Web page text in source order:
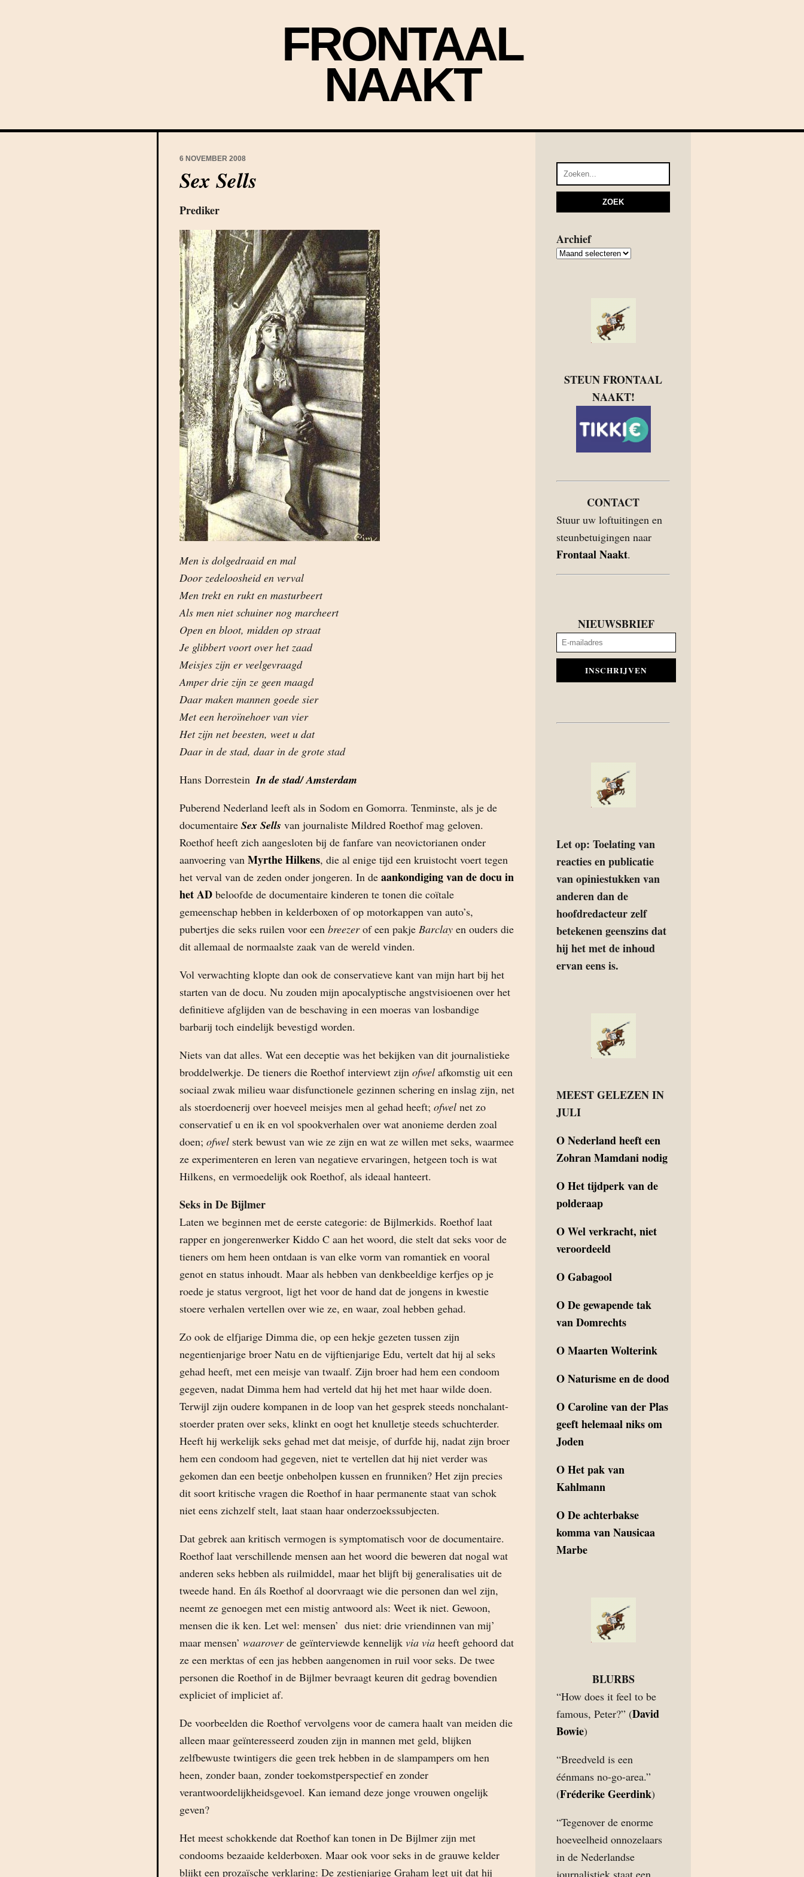
FRONTAAL
NAAKT
6 NOVEMBER 2008
Sex Sells
Prediker
Men is dolgedraaid en mal
Door zedeloosheid en verval
Men trekt en rukt en masturbeert
Als men niet schuiner nog marcheert
Open en bloot, midden op straat
Je glibbert voort over het zaad
Meisjes zijn er veelgevraagd
Amper drie zijn ze geen maagd
Daar maken mannen goede sier
Met een heroïnehoer van vier
Het zijn net beesten, weet u dat
Daar in de stad, daar in de grote stad
Hans Dorrestein In de stad/ Amsterdam
Puberend Nederland leeft als in Sodom en Gomorra. Tenminste, als je de
documentaire Sex Sells van journaliste Mildred Roethof mag geloven.
Roethof heeft zich aangesloten bij de fanfare van neovictorianen onder
aanvoering van Myrthe Hilkens, die al enige tijd een kruistocht voert tegen
het verval van de zeden onder jongeren. In de aankondiging van de docu in
het AD beloofde de documentaire kinderen te tonen die coïtale
gemeenschap hebben in kelderboxen of op motorkappen van auto’s,
pubertjes die seks ruilen voor een breezerof een pakje Barclay en ouders die
dit allemaal de normaalste zaak van de wereld vinden.
Vol verwachting klopte dan ook de conservatieve kant van mijn hart bij het
starten van de docu. Nu zouden mijn apocalyptische angstvisioenen over het
definitieve afglijden van de beschaving in een moeras van losbandige
barbarij toch eindelijk bevestigd worden.
Niets van dat alles. Wat een deceptie was het bekijken van dit journalistieke
broddelwerkje. De tieners die Roethof interviewt zijn ofwel afkomstig uit een
sociaal zwak milieu waar disfunctionele gezinnen schering en inslag zijn, net
als stoerdoenerij over hoeveel meisjes men al gehad heeft; ofwel net zo
conservatief u en ik en vol spookverhalen over wat anonieme derden zoal
doen; ofwel sterk bewust van wie ze zijn en wat ze willen met seks, waarmee
ze experimenteren en leren van negatieve ervaringen, hetgeen toch is wat
Hilkens, en vermoedelijk ook Roethof, als ideaal hanteert.
Seks in De Bijlmer
Laten we beginnen met de eerste categorie: de Bijlmerkids. Roethof laat
rapper en jongerenwerker Kiddo C aan het woord, die stelt dat seks voor de
tieners om hem heen ontdaan is van elke vorm van romantiek en vooral
genot en status inhoudt. Maar als hebben van denkbeeldige kerfjes op je
roede je status vergroot, ligt het voor de hand dat de jongens in kwestie
stoere verhalen vertellen over wie ze, en waar, zoal hebben gehad.
Zo ook de elfjarige Dimma die, op een hekje gezeten tussen zijn
negentienjarige broer Natu en de vijftienjarige Edu, vertelt dat hij al seks
gehad heeft, met een meisje van twaalf. Zijn broer had hem een condoom
gegeven, nadat Dimma hem had verteld dat hij het met haar wilde doen.
Terwijl zijn oudere kompanen in de loop van het gesprek steeds nonchalant-
stoerder praten over seks, klinkt en oogt het knulletje steeds schuchterder.
Heeft hij werkelijk seks gehad met dat meisje, of durfde hij, nadat zijn broer
hem een condoom had gegeven, niet te vertellen dat hij niet verder was
gekomen dan een beetje onbeholpen kussen en frunniken? Het zijn precies
dit soort kritische vragen die Roethof in haar permanente staat van schok
niet eens zichzelf stelt, laat staan haar onderzoekssubjecten.
Dat gebrek aan kritisch vermogen is symptomatisch voor de documentaire.
Roethof laat verschillende mensen aan het woord die beweren dat nogal wat
anderen seks hebben als ruilmiddel, maar het blijft bij generalisaties uit de
tweede hand. En áls Roethof al doorvraagt wie die personen dan wel zijn,
neemt ze genoegen met een mistig antwoord als: Weet ik niet. Gewoon,
mensen die ik ken. Let wel: mensen’  dus niet: drie vriendinnen van mij’ 
maar mensen’ waaroverde geïnterviewde kennelijk via via heeft gehoord dat
ze een merktas of een jas hebben aangenomen in ruil voor seks. De twee
personen die Roethof in de Bijlmer bevraagt keuren dit gedrag bovendien
expliciet of impliciet af.
De voorbeelden die Roethof vervolgens voor de camera haalt van meiden die
alleen maar geïnteresseerd zouden zijn in mannen met geld, blijken
zelfbewuste twintigers die geen trek hebben in de slampampers om hen
heen, zonder baan, zonder toekomstperspectief en zonder
verantwoordelijkheidsgevoel. Kan iemand deze jonge vrouwen ongelijk
geven?
Het meest schokkende dat Roethof kan tonen in De Bijlmer zijn met
condooms bezaaide kelderboxen. Maar ook voor seks in de grauwe kelder
blijkt een prozaïsche verklaring: De zestienjarige Graham legt uit dat hij
Archief
Archief
STEUN FRONTAAL
NAAKT!
CONTACT
Stuur uw loftuitingen en
steunbetuigingen naar
Frontaal Naakt.
NIEUWSBRIEF
INSCHRIJVEN
Let op: Toelating van
reacties en publicatie
van opiniestukken van
anderen dan de
hoofdredacteur zelf
betekenen geenszins dat
hij het met de inhoud
ervan eens is.
MEEST GELEZEN IN
JULI
ONederland heeft een
Zohran Mamdani nodig
OHet tijdperk van de
polderaap
OWel verkracht, niet
veroordeeld
OGabagool
ODe gewapende tak
van Domrechts
OMaarten Wolterink
ONaturisme en de dood
O Caroline van der Plas
geeft helemaal niks om
Joden
OHet pak van
Kahlmann
ODe achterbakse
komma van Nausicaa
Marbe
BLURBS
“How does it feel to be
famous, Peter?” (David
Bowie)
“Breedveld is een
éénmans no-go-area.”
(Fréderike Geerdink)
“Tegenover de enorme
hoeveelheid onnozelaars
in de Nederlandse
journalistiek staat een